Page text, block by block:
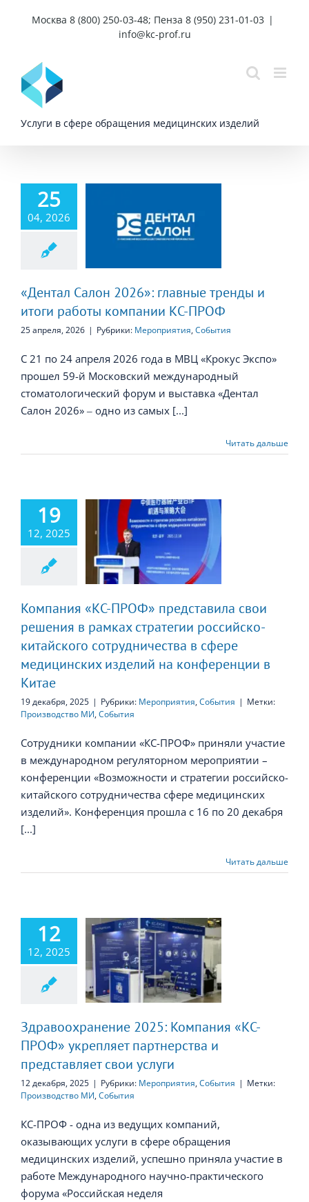
Москва 8 (800) 250-03-48; Пенза 8 (950) 231-01-03 |
info@kc-prof.ru
Услуги в сфере обращения медицинских изделий
25
04, 2026
Салон 2026»:
работы
«Дентал Салон 2026»: главные тренды и
итоги работы компании КС-ПРОФ
25 апреля, 2026 | Рубрики: Мероприятия,События
С 21 по 24 апреля 2026 года в МВЦ «Крокус Экспо»
прошел 59-й Московский международный
стоматологический форум и выставка «Дентал
Салон 2026» ‒ одно из самых [...]
Читать дальше
19
12, 2025
решения в
стратегии
на
в Китае
Компания «КС-ПРОФ» представила свои
решения в рамках стратегии российско-
китайского сотрудничества в сфере
медицинских изделий на конференции в
Китае
19 декабря, 2025 | Рубрики: Мероприятия,События | Метки:
Производство МИ,События
Сотрудники компании «КС-ПРОФ» приняли участие
в международном регуляторном мероприятии –
конференции «Возможности и стратегии российско-
китайского сотрудничества сфере медицинских
изделий». Конференция прошла с 16 по 20 декабря
[...]
Читать дальше
12
12, 2025
«КС-
и
Здравоохранение 2025: Компания «КС-
ПРОФ» укрепляет партнерства и
представляет свои услуги
12 декабря, 2025 | Рубрики: Мероприятия,События | Метки:
Производство МИ,События
КС-ПРОФ - одна из ведущих компаний,
оказывающих услуги в сфере обращения
медицинских изделий, успешно приняла участие в
работе Международного научно-практического
форума «Российская неделя